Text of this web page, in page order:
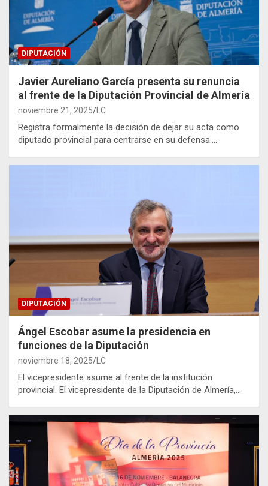
DIPUTACIÓN
Javier Aureliano García presenta su renuncia
al frente de la Diputación Provincial de Almería
noviembre 21, 2025 LC
Registra formalmente la decisión de dejar su acta como
diputado provincial para centrarse en su defensa.…
DIPUTACIÓN
Ángel Escobar asume la presidencia en
funciones de la Diputación
noviembre 18, 2025 LC
El vicepresidente asume al frente de la institución
provincial. El vicepresidente de la Diputación de Almería,…